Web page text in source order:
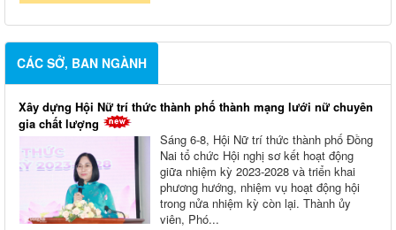
CÁC SỞ, BAN NGÀNH
Xây dựng Hội Nữ trí thức thành phố thành mạng lưới nữ chuyên
gia chất lượng
Sáng 6-8, Hội Nữ trí thức thành phố Đồng
Nai tổ chức Hội nghị sơ kết hoạt động
giữa nhiệm kỳ 2023-2028 và triển khai
phương hướng, nhiệm vụ hoạt động hội
trong nửa nhiệm kỳ còn lại. Thành ủy
viên, Phó...